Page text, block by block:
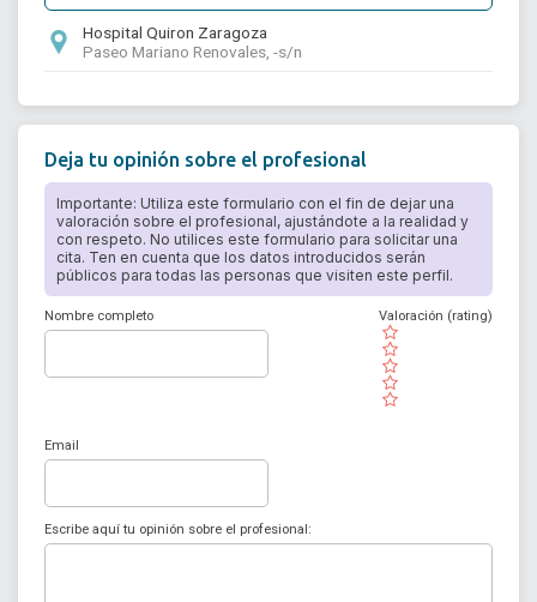
Hospital Quiron Zaragoza
Paseo Mariano Renovales, -s/n
Deja tu opinión sobre el profesional
Importante: Utiliza este formulario con el fin de dejar una
valoración sobre el profesional, ajustándote a la realidad y
con respeto. No utilices este formulario para solicitar una
cita. Ten en cuenta que los datos introducidos serán
públicos para todas las personas que visiten este perfil.
Nombre completo
( )
( )
( )
( )
( )
Valoración (rating)
Email
Escribe aquí tu opinión sobre el profesional: